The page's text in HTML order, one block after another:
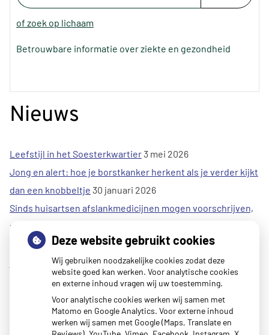
of zoek op lichaam
Betrouwbare informatie over ziekte en gezondheid
Nieuws
Leefstijl in het Soesterkwartier 3 mei 2026
Jong en alert: hoe je borstkanker herkent als je verder kijkt
dan een knobbeltje 30 januari 2026
Sinds huisartsen afslankmedicijnen mogen voorschrijven,
neemt gebruik toe
Eigen risico gaat onder toekomstig kabinet omhoog
januari 2026
Schurft sinds corona geen vergeten ziekte meer: aantal
uitbraken fors gestegen30 januari 2026
Kunst van Marlies Spijker in onze praktijk27 januari 2026
Deze website gebruikt cookies
Wij gebruiken noodzakelijke cookies zodat deze
website goed kan werken. Voor analytische cookies
en externe inhoud vragen wij uw toestemming.
Voor analytische cookies werken wij samen met
Matomo en Google Analytics. Voor externe inhoud
werken wij samen met Google (Maps, Translate en